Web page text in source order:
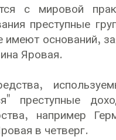
с мировой
преступные
оснований,
Яровая.
преступные
например
в четверг.